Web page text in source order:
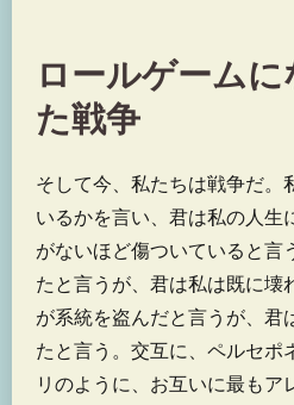
ロールゲーム
た戦争
そして今、私たちは戦争だ。
いるかを言い、君は私の人生
がないほど傷ついていると言
たと言うが、君は私は既に壊
が系統を盗んだと言うが、君
たと言う。交互に、ペルセポ
リのように、お互いに最もア